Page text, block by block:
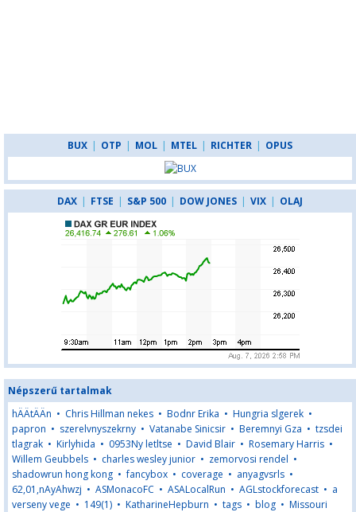
BUX | OTP | MOL | MTEL | RICHTER | OPUS
DAX | FTSE | S&P 500 | DOW JONES | VIX | OLAJ
Népszerű tartalmak
hÄÄtÄÄn • Chris Hillman nekes • Bodnr Erika • Hungria slgerek •
papron • szerelvnyszekrny • Vatanabe Sinicsir • Beremnyi Gza • tzsdei
tlagrak • Kirlyhida • 0953Ny letltse • David Blair • Rosemary Harris •
Willem Geubbels • charles wesley junior • zemorvosi rendel •
shadowrun hong kong •fancybox • coverage • anyagvsrls •
62,01,nAyAhwzj • ASMonacoFC • ASALocalRun • AGLstockforecast • a
verseny vege • 149(1) • KatharineHepburn • tags • blog • Missouri